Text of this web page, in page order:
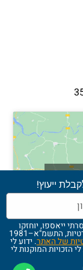
ייעוץ!
ייאספו, יוחזקו
ויעובדו במאגר מידע בהתאם להוראות חוק הגנת הפרטיות, התשמ"א–1981
של האתר. ידוע לי
הזכויות המוקנות לי